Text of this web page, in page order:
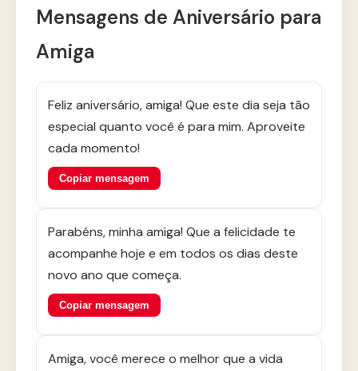
Mensagens de Aniversário para
Amiga
Feliz aniversário, amiga! Que este dia seja tão
especial quanto você é para mim. Aproveite
cada momento!
Copiar mensagem
Parabéns, minha amiga! Que a felicidade te
acompanhe hoje e em todos os dias deste
novo ano que começa.
Copiar mensagem
Amiga, você merece o melhor que a vida